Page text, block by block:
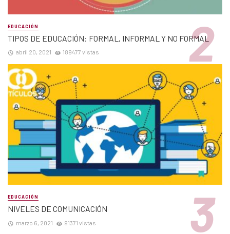
EDUCACIÓN
TIPOS DE EDUCACIÓN: FORMAL, INFORMAL Y NO FORMAL
abril 20, 2021 189477 vistas
EDUCACIÓN
NIVELES DE COMUNICACIÓN
marzo 6, 2021 91371 vistas